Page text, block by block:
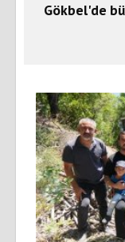
Gökbel'de